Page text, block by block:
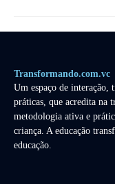
Transformando.com.vc
Um espaço de interação,
práticas, que acredita na
metodologia ativa e
criança. A educação
educação.